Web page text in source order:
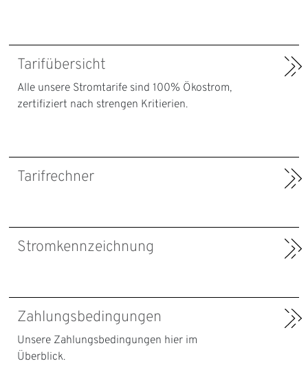
Tarifübersicht
Alle unsere Stromtarife sind 100% Ökostrom,
zertifiziert nach strengen Kritierien.
Tarifrechner
Stromkennzeichnung
Zahlungsbedingungen
Unsere Zahlungsbedingungen hier im
Überblick.